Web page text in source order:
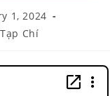
1, 2024
Tạp Chí